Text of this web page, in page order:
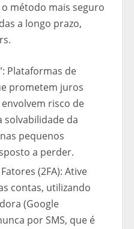
método mais seguro
a longo prazo,
Plataformas de
prometem juros
envolvem risco de
solvabilidade da
pequenos
a perder.
(2FA): Ative
contas, utilizando
(Google
por SMS, que é